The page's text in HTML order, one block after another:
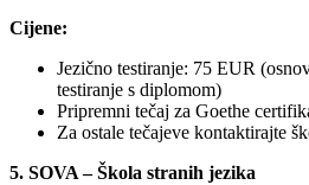
Cijene:
Jezično testiranje: 75 EUR
testiranje s diplomom)
Pripremni tečaj za Goethe
Za ostale tečajeve kontaktirajte
5. SOVA – Škola stranih jezika